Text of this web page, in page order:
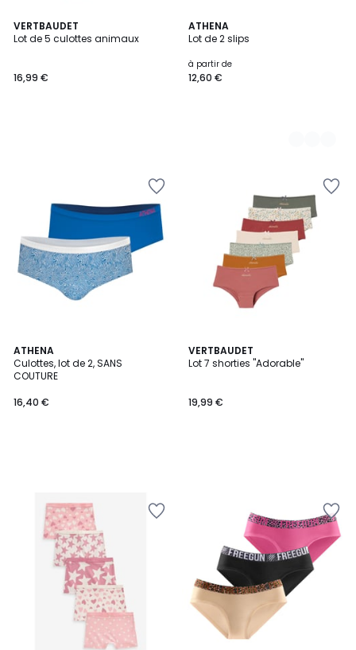
VERTBAUDET
Lot de 5 culottes animaux
16,99 €
ATHENA
Lot de 2 slips
à partir de
12,60 €
2
Couleurs
ATHENA
Culottes, lot de 2, SANS
COUTURE
16,40 €
VERTBAUDET
Lot 7 shorties "Adorable"
19,99 €